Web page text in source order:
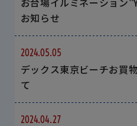
お知らせ
2024.05.05
デックス東京ビーチお買
て
2024.04.27